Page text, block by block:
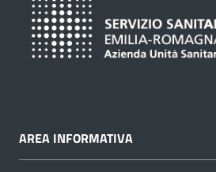
AREA INFORMATIVA